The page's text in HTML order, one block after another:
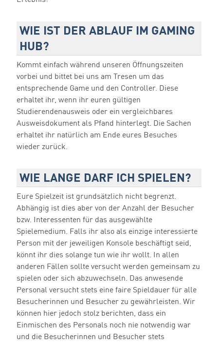
WIE IST DER ABLAUF IM GAMING
HUB?
Kommt einfach während unseren Öffnungszeiten
vorbei und bittet bei uns am Tresen um das
entsprechende Game und den Controller. Diese
erhaltet ihr, wenn ihr euren gültigen
Studierendenausweis oder ein vergleichbares
Ausweisdokument als Pfand hinterlegt. Die Sachen
erhaltet ihr natürlich am Ende eures Besuches
wieder zurück.
WIE LANGE DARF ICH SPIELEN?
Eure Spielzeit ist grundsätzlich nicht begrenzt.
Abhängig ist dies aber von der Anzahl der Besucher
bzw. Interessenten für das ausgewählte
Spielemedium. Falls ihr also als einzige interessierte
Person mit der jeweiligen Konsole beschäftigt seid,
könnt ihr dies solange tun wie ihr wollt. In allen
anderen Fällen sollte versucht werden gemeinsam zu
spielen oder sich abzuwechseln. Das anwesende
Personal versucht stets eine faire Spieldauer für alle
Besucherinnen und Besucher zu gewährleisten. Wir
können hier jedoch stolz berichten, dass ein
Einmischen des Personals noch nie notwendig war
und die Besucherinnen und Besucher stets